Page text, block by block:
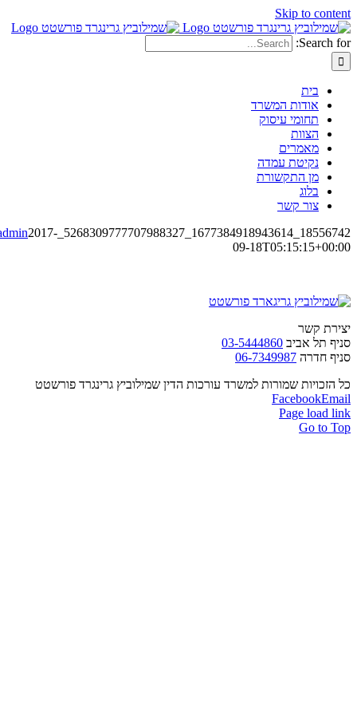
Skip to
בית
אודות המשרד
תחומי עיסוק
הצוות
מאמרים
נקיטת עמדה
מן התקשורת
בלוג
צור קשר
digiadmin2017-
09-
קשר
תל אביב 03-5444860
חדרה06-7349987
שמורות למשרד עורכות הדין שמילוביץ גרינגרד פורשטט
Facebook
Page
Go